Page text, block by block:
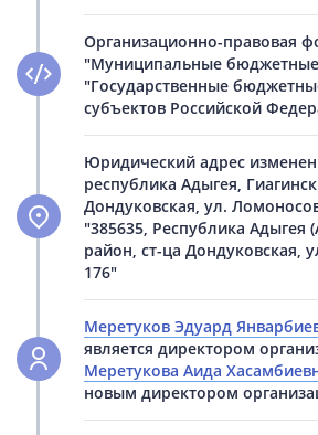
Организационно-правовая
"Муниципальные
"Государственные
субъектов Российской
Юридический адрес изменен
республика Адыгея,
Дондуковская, ул.
"385635, Республика Адыгея
район, ст-ца Дондуковская,
176"
Меретуков Эдуард
является директором
Меретукова Аида
новым директором